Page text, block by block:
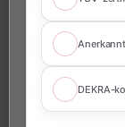
DEKRA-